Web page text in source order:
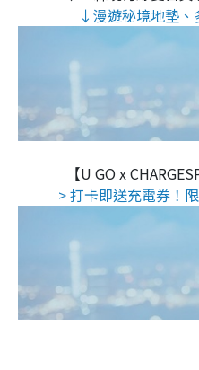
↓漫遊秘境地墊
【U GO x
> 打卡即送充電券！